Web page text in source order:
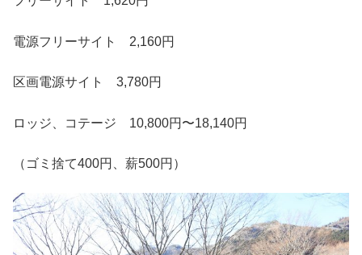
電源フリーサイト 2,160円
区画電源サイト 3,780円
ロッジ、コテージ 10,800円〜18,140円
（ゴミ捨て400円、薪500円）